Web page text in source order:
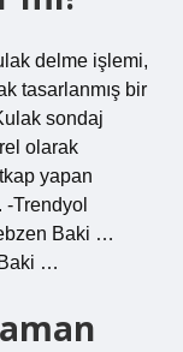
delme işlemi,
tasarlanmış bir
sondaj
olarak
yapan
-Trendyol
Baki …
…